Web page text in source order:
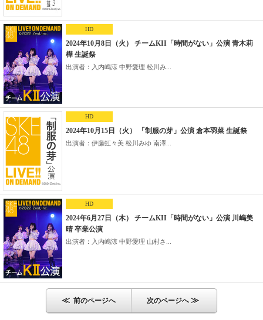
HD
2024年10月8日（火） チームKII「時間がない」公演 青木莉
樺 生誕祭
出演者：入内嶋涼 中野愛理 松川み...
HD
2024年10月15日（火） 「制服の芽」公演 倉本羽菜 生誕祭
出演者：伊藤虹々美 松川みゆ 南澤...
HD
2024年6月27日（木） チームKII「時間がない」公演 川嶋美
晴 卒業公演
出演者：入内嶋涼 中野愛理 山村さ...
≪ 前のページへ 次のページへ≫